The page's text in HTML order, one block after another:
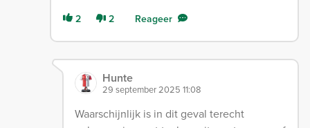
2 2 Reageer
Hunte
29 september 2025 11:08
Waarschijnlijk is in dit geval terecht